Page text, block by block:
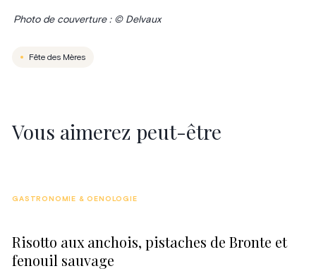
Photo de couverture : © Delvaux
Fête des Mères
Vous aimerez peut-être
Risotto aux anchois, pistaches de Bronte et
fenouil sauvage
GASTRONOMIE & OENOLOGIE